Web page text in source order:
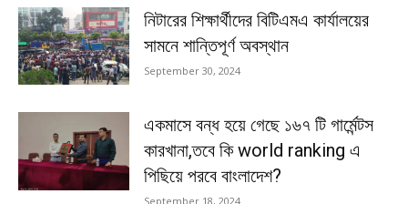
নিটারের শিক্ষার্থীদের বিটিএমএ কার্যালয়ের
সামনে শান্তিপূর্ণ অবস্থান
September 30, 2024
একমাসে বন্ধ হয়ে গেছে ১৬৭ টি গার্মেন্টস
কারখানা,তবে কি world ranking এ
পিছিয়ে পরবে বাংলাদেশ?
September 18, 2024